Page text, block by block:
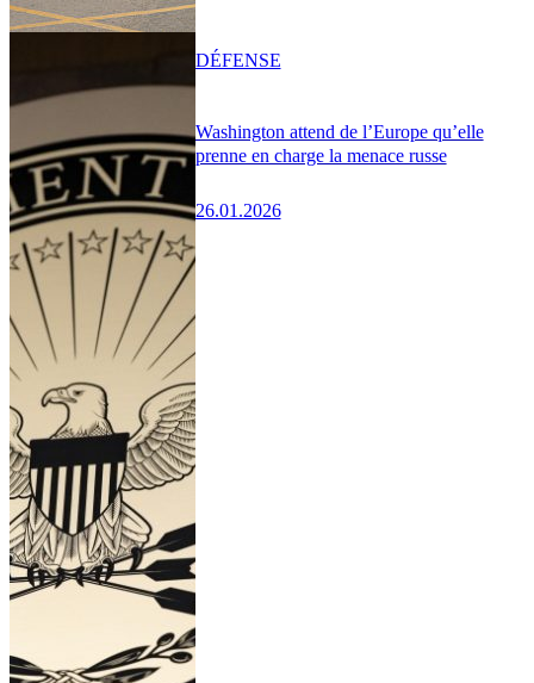
Washington attend de l’Europe qu’elle
prenne en charge la menace russe
26.01.2026
DÉFENSE